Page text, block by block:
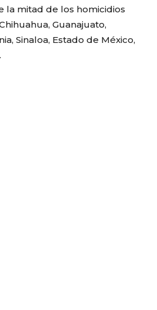
la mitad de los homicidios
Guanajuato,
Sinaloa, Estado de México,